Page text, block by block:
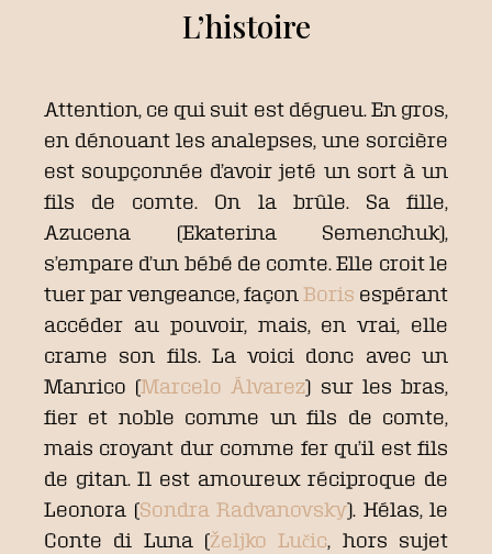
L’histoire
Attention, ce qui suit est dégueu. En gros,
en dénouant les analepses, une sorcière
est soupçonnée d’avoir jeté un sort à un
fils de comte. On la brûle. Sa fille,
Azucena (Ekaterina Semenchuk),
s’empare d’un bébé de comte. Elle croit le
tuer par vengeance, façon Boris espérant
accéder au pouvoir, mais, en vrai, elle
crame son fils. La voici donc avec un
Manrico (Marcelo Álvarez) sur les bras,
fier et noble comme un fils de comte,
mais croyant dur comme fer qu’il est fils
de gitan. Il est amoureux réciproque de
Leonora (Sondra Radvanovsky). Hélas, le
Conte di Luna (Željko Lučic , hors sujet